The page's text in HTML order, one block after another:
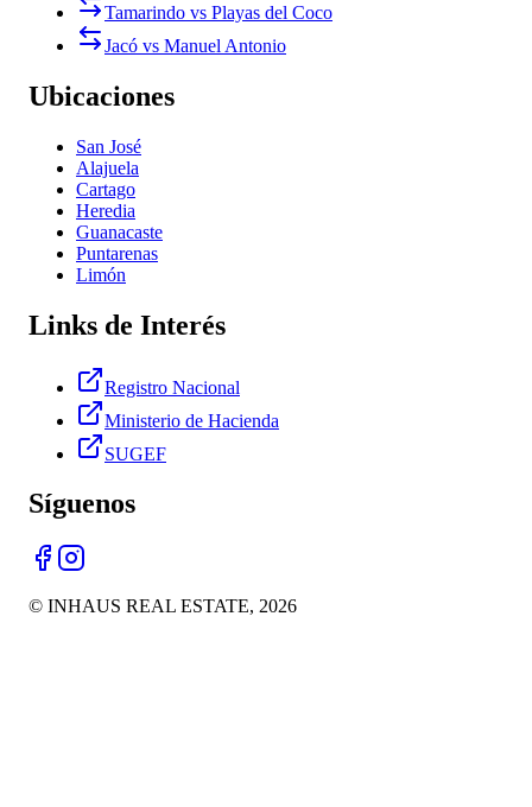
Tamarindo vs Playas del Coco
Jacó vs Manuel Antonio
Ubicaciones
San José
Alajuela
Cartago
Heredia
Guanacaste
Puntarenas
Limón
Links de Interés
Registro Nacional
Ministerio de Hacienda
SUGEF
Síguenos
© INHAUS REAL ESTATE, 2026